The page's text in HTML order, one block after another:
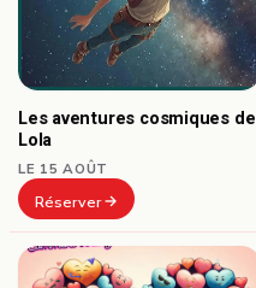
Les aventures cosmiques de
Lola
LE 15 AOÛT
Réserver